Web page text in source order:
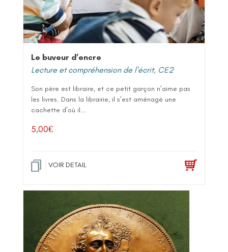
Le buveur d’encre
Lecture et compréhension de l'écrit, CE2
Son père est libraire, et ce petit garçon n’aime pas
les livres. Dans la librairie, il s’est aménagé une
cachette d’où il...
5,00€
VOIR DETAIL